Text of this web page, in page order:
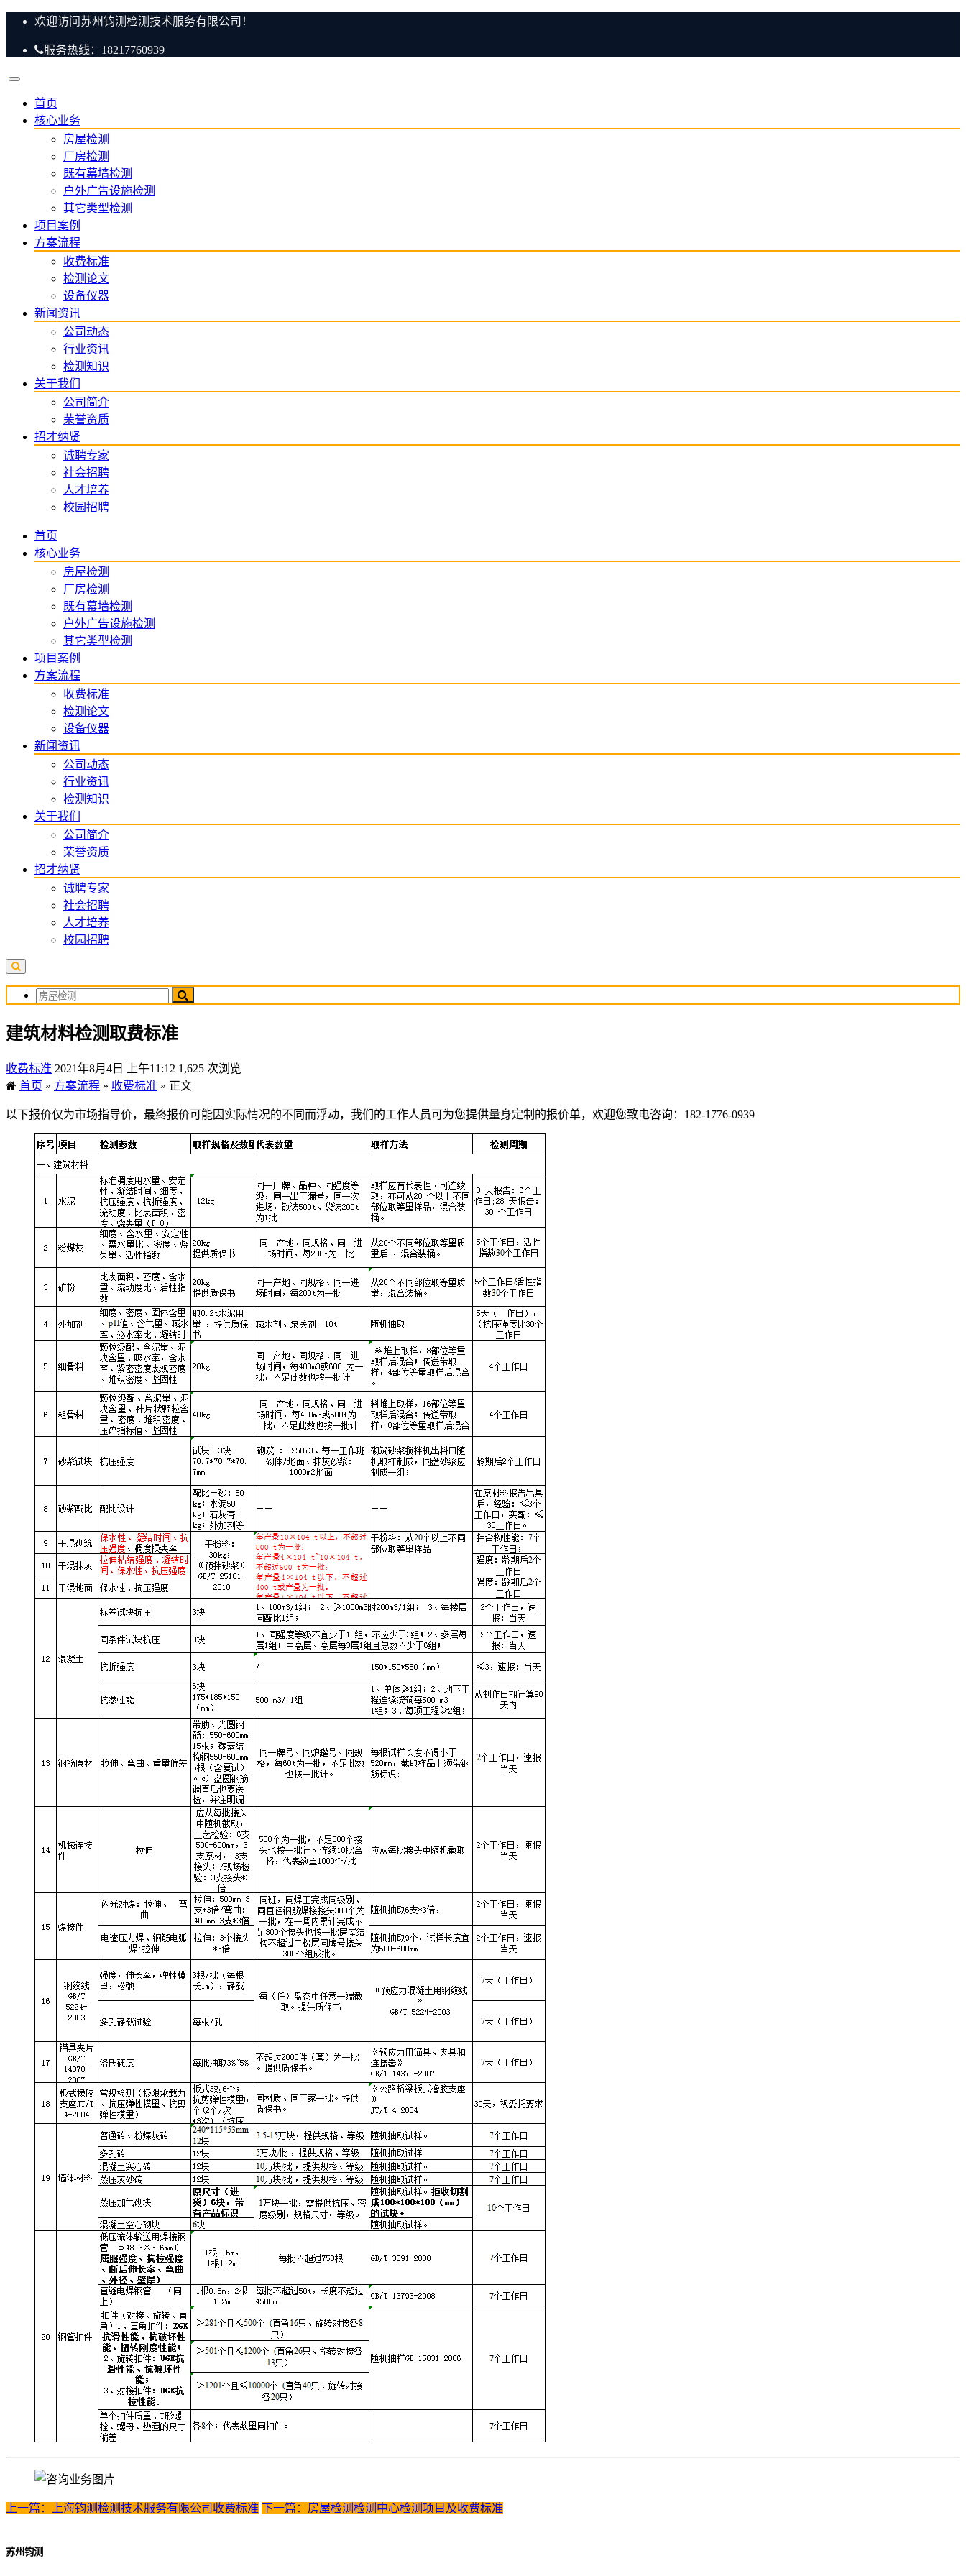
欢迎访问苏州钧测检测技术服务有限公司！
服务热线：18217760939
首页
核心业务
房屋检测
厂房检测
既有幕墙检测
户外广告设施检测
其它类型检测
项目案例
方案流程
收费标准
检测论文
设备仪器
新闻资讯
公司动态
行业资讯
检测知识
关于我们
公司简介
荣誉资质
招才纳贤
诚聘专家
社会招聘
人才培养
校园招聘
首页
核心业务
房屋检测
厂房检测
既有幕墙检测
户外广告设施检测
其它类型检测
项目案例
方案流程
收费标准
检测论文
设备仪器
新闻资讯
公司动态
行业资讯
检测知识
关于我们
公司简介
荣誉资质
招才纳贤
诚聘专家
社会招聘
人才培养
校园招聘
建筑材料检测取费标准
收费标准 2021年8月4日 上午11:12 1,625 次浏览
首页 » 方案流程 » 收费标准 » 正文
以下报价仅为市场指导价，最终报价可能因实际情况的不同而浮动，我们的工作人员可为您提供量身定制的报价单，欢迎您致电咨询：182-1776-0939
上一篇：上海钧测检测技术服务有限公司收费标准 下一篇：房屋检测检测中心检测项目及收费标准
苏州钧测